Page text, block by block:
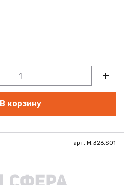
В корзину
арт. M.326.S01